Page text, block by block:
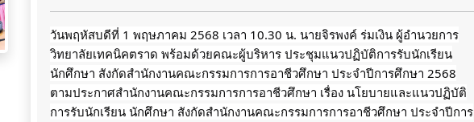
วันพฤหัสบดีที่ 1 พฤษภาคม 2568 เวลา 10.30 น. นายจิรพงค์ ร่มเงิน ผู้อำนวยการ
วิทยาลัยเทคนิคตราด พร้อมด้วยคณะผู้บริหาร ประชุมแนวปฏิบัติการรับนักเรียน
นักศึกษา สังกัดสำนักงานคณะกรรมการการอาชีวศึกษา ประจำปีการศึกษา 2568
ตามประกาศสำนักงานคณะกรรมการการอาชีวศึกษา เรื่อง นโยบายและแนวปฏิบัติ
การรับนักเรียน นักศึกษา สังกัดสำนักงานคณะกรรมการการอาชีวศึกษา ประจำปีการ